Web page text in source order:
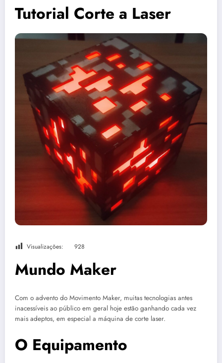
Tutorial Corte a Laser
Visualizações: 928
Mundo Maker
Com o advento do Movimento Maker, muitas tecnologias antes
inacessíveis ao público em geral hoje estão ganhando cada vez
mais adeptos, em especial a máquina de corte laser.
O Equipamento